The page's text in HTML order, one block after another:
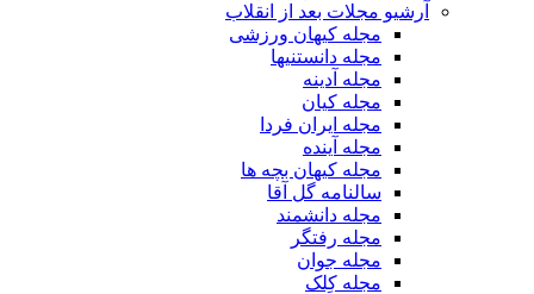
آرشیو مجلات بعد از انقلاب
مجله کیهان ورزشی
مجله دانستنیها
مجله آدینه
مجله کیان
مجله ایران فردا
مجله آینده
مجله کیهان بچه ها
سالنامه گل آقا
مجله دانشمند
مجله رفتگر
مجله جوان
مجله کِلک